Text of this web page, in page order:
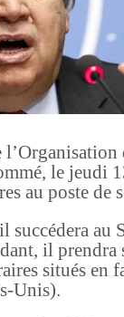
le jeudi
au poste de
succédera au
il prendra
situés en
Unis).